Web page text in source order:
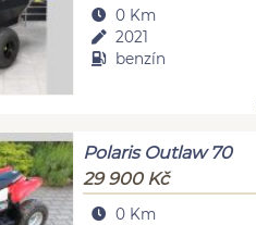
0 Km
2021
benzín
Polaris Outlaw 70
29 900 Kč
0 Km